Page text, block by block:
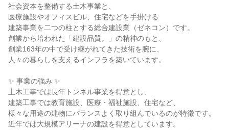
社会資本を整備する土木事業と、
医療施設やオフィスビル、住宅などを手掛ける
建築事業を二つの柱とする総合建設業（ゼネコン）です。
創業から培われた「建設品質。」の精神のもと、
創業163年の中で受け継がれてきた技術を腕に、
人々の暮らしを支えるインフラを築いています。
✨ 事業の強み ✨
土木工事では長年トンネル事業を得意とし、
建築工事では教育施設、医療・福祉施設、住宅など、
様々な用途の建物にバランスよく取り組んでいるのが特徴です。
近年では大規模アリーナの建設を得意としています。